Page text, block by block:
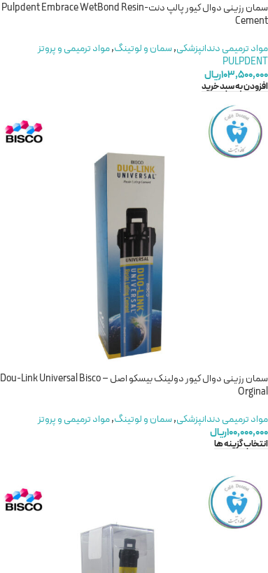
سمان رزینی دوال کیور پالپ دنت-Pulpdent Embrace WetBond Resin
Cement
مواد ترمیمی دندانپزشکی,سمان و لوتینگ,مواد ترمیمی و پروتز
PULPDENT
۱۰۳,۵۰۰,۰۰۰ریال
افزودن به سبد خرید
سمان رزینی دوال کیور دولینک بیسکو اصل – Dou-Link Universal Bisco
Orginal
مواد ترمیمی دندانپزشکی,سمان و لوتینگ,مواد ترمیمی و پروتز
۱۰۰,۰۰۰,۰۰۰ریال
انتخاب گزینه ها